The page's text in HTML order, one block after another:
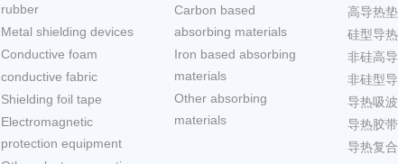
rubber
Metal shielding devices
Conductive foam
conductive fabric
Shielding foil tape
Electromagnetic
protection equipment
Carbon based
absorbing materials
Iron based absorbing
materials
Other absorbing
materials
高导热
硅型导
非硅高
非硅型
导热吸
导热胶带
导热复